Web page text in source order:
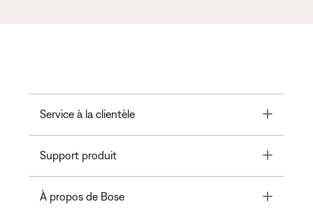
Service à la clientèle Toggle
Support produit Toggle
À propos de Bose Toggle